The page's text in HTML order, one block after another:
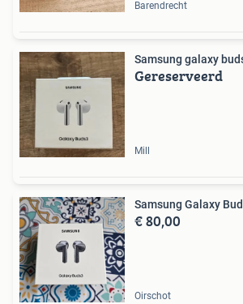
Barendrecht
Samsung galaxy
Gereserveerd
Mill
Samsung Galaxy
€ 80,00
Oirschot